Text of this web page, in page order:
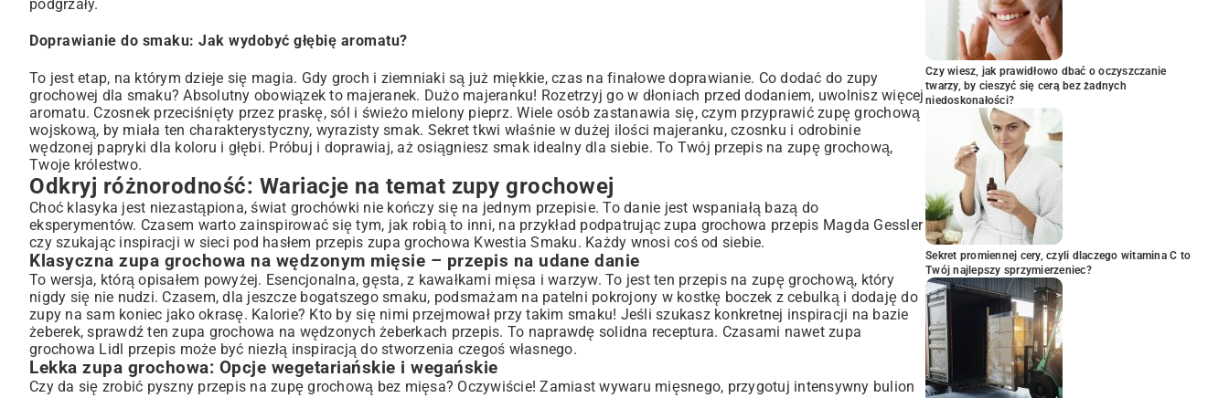
podgrzały.
Doprawianie do smaku: Jak wydobyć głębię aromatu?
To jest etap, na którym dzieje się magia. Gdy groch i ziemniaki są już miękkie, czas na finałowe doprawianie. Co dodać do zupy
grochowej dla smaku? Absolutny obowiązek to majeranek. Dużo majeranku! Rozetrzyj go w dłoniach przed dodaniem, uwolnisz więcej
aromatu. Czosnek przeciśnięty przez praskę, sól i świeżo mielony pieprz. Wiele osób zastanawia się, czym przyprawić zupę grochową
wojskową, by miała ten charakterystyczny, wyrazisty smak. Sekret tkwi właśnie w dużej ilości majeranku, czosnku i odrobinie
wędzonej papryki dla koloru i głębi. Próbuj i doprawiaj, aż osiągniesz smak idealny dla siebie. To Twój przepis na zupę grochową,
Twoje królestwo.
Odkryj różnorodność: Wariacje na temat zupy grochowej
Choć klasyka jest niezastąpiona, świat grochówki nie kończy się na jednym przepisie. To danie jest wspaniałą bazą do
eksperymentów. Czasem warto zainspirować się tym, jak robią to inni, na przykład podpatrując zupa grochowa przepis Magda Gessler
czy szukając inspiracji w sieci pod hasłem przepis zupa grochowa Kwestia Smaku. Każdy wnosi coś od siebie.
Klasyczna zupa grochowa na wędzonym mięsie – przepis na udane danie
To wersja, którą opisałem powyżej. Esencjonalna, gęsta, z kawałkami mięsa i warzyw. To jest ten przepis na zupę grochową, który
nigdy się nie nudzi. Czasem, dla jeszcze bogatszego smaku, podsmażam na patelni pokrojony w kostkę boczek z cebulką i dodaję do
zupy na sam koniec jako okrasę. Kalorie? Kto by się nimi przejmował przy takim smaku! Jeśli szukasz konkretnej inspiracji na bazie
żeberek, sprawdź tenzupa grochowa na wędzonych żeberkach przepis. To naprawdę solidna receptura. Czasami nawet zupa
grochowa Lidl przepis może być niezłą inspiracją do stworzenia czegoś własnego.
Lekka zupa grochowa: Opcje wegetariańskie i wegańskie
Czy da się zrobić pyszny przepis na zupę grochową bez mięsa? Oczywiście! Zamiast wywaru mięsnego, przygotuj intensywny bulion
Czy wiesz, jak prawidłowo dbać o oczyszczanie
twarzy, by cieszyć się cerą bez żadnych
niedoskonałości?
Sekret promiennej cery, czyli dlaczego witamina C to
Twój najlepszy sprzymierzeniec?